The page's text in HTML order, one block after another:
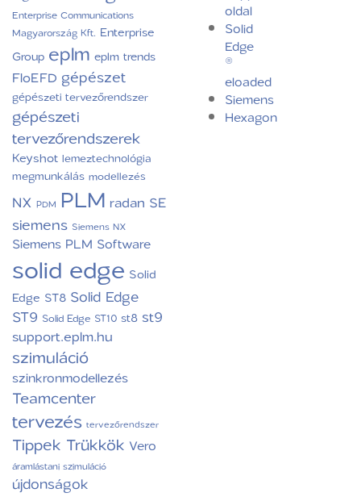
Enterprise Communications
Magyarország Kft. Enterprise
Group eplm eplm trends
FloEFD gépészet
gépészeti tervezőrendszer
gépészeti
tervezőrendszerek
Keyshot lemeztechnológia
megmunkálás modellezés
NX PDM PLM radan SE
siemens Siemens NX
Siemens PLM Software
solid edge Solid
Edge ST8 Solid Edge
ST9 Solid Edge ST10 st8 st9
support.eplm.hu
szimuláció
szinkronmodellezés
Teamcenter
tervezés tervezőrendszer
Tippek Trükkök Vero
áramlástani szimuláció
újdonságok
oldal
Solid
Edge
®
eloaded
Siemens
Hexagon